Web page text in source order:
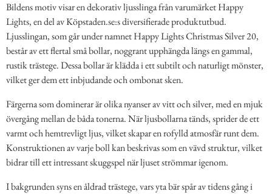
Bildens motiv visar en dekorativ ljusslinga från varumärket Happy
Lights, en del av Köpstaden.se:s diversifierade produktutbud.
Ljusslingan, som går under namnet Happy Lights Christmas Silver 20,
består av ett flertal små bollar, noggrant upphängda längs en gammal,
rustik trästege. Dessa bollar är klädda i ett subtilt och naturligt mönster,
vilket ger dem ett inbjudande och ombonat sken.
Färgerna som dominerar är olika nyanser av vitt och silver, med en mjuk
övergång mellan de båda tonerna. När ljusbollarna tänds, sprider de ett
varmt och hemtrevligt ljus, vilket skapar en rofylld atmosfär runt dem.
Konstruktionen av varje boll kan beskrivas som en vävd struktur, vilket
bidrar till ett intressant skuggspel när ljuset strömmar igenom.
I bakgrunden syns en åldrad trästege, vars yta bär spår av tidens gång i